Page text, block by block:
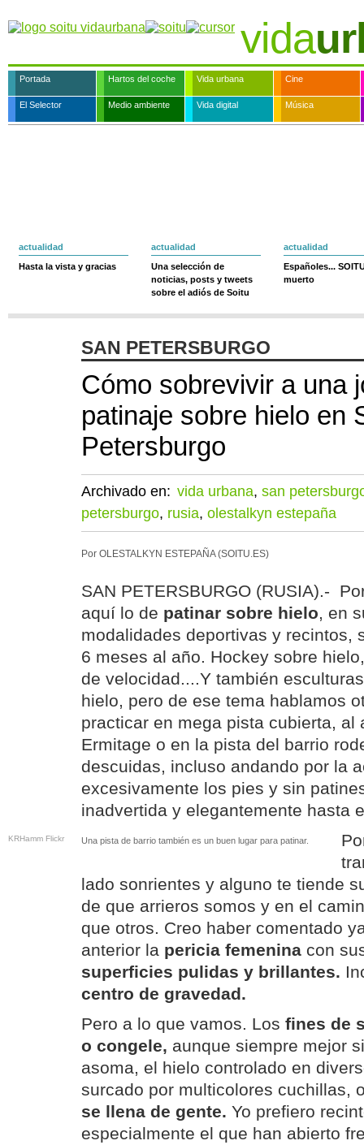
vida
Portada Hartos del coche Vida urbana Cine
El Selector Medio ambiente Vida digital Música
actualidad
Hasta la vista y gracias
actualidad
Una selección de
noticias, posts y tweets
sobre el adiós de Soitu
actualidad
Españoles...
muerto
SAN PETERSBURGO
Cómo sobrevivir a una
patinaje sobre hielo en
Petersburgo
Archivado en: vida urbana, san
petersburgo, rusia, olestalkyn estepaña
Por OLESTALKYN ESTEPAÑA (SOITU.ES)
SAN PETERSBURGO (RUSIA).-
aquí lo de patinar sobre hielo, en
modalidades deportivas y recintos,
6 meses al año. Hockey sobre
de velocidad....Y también
hielo, pero de ese tema hablamos
practicar en mega pista cubierta, al
Ermitage o en la pista del barrio
descuidas, incluso andando por la
excesivamente los pies y sin
inadvertida y elegantemente hasta
KRHamm Flickr Una pista de barrio también es un buen lugar para patinar.
lado sonrientes y alguno te tiende
de que arrieros somos y en el
que otros. Creo haber comentado
anterior la pericia femenina con
superficies pulidas y brillantes.
centro de gravedad.
Pero a lo que vamos. Los fines de
o congele, aunque siempre mejor
asoma, el hielo controlado en
surcado por multicolores cuchillas,
se llena de gente. Yo prefiero
especialmente el que han abierto